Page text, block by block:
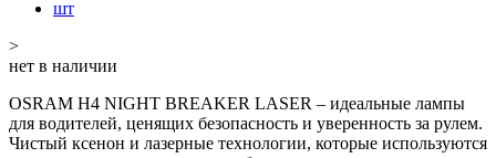
>
нет в наличии
OSRAM H4 NIGHT BREAKER LASER – идеальные лампы
для водителей, ценящих безопасность и уверенность за рулем.
Чистый ксенон и лазерные технологии, которые используются